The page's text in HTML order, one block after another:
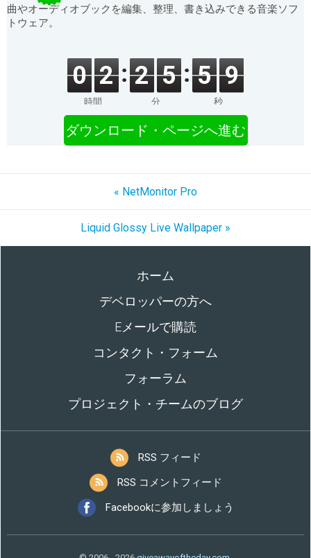
曲やオーディオブックを編集、整理、書き込みできる音楽ソフ
トウェア。
0 2
時間
2 5
分
5 9
秒
ダウンロード・ページへ進む
« NetMonitor Pro
Liquid Glossy Live Wallpaper »
ホーム
デベロッパーの方へ
Eメールで購読
コンタクト・フォーム
フォーラム
プロジェクト・チームのブログ
RSS フィード
RSS コメントフィード
Facebookに参加しましょう